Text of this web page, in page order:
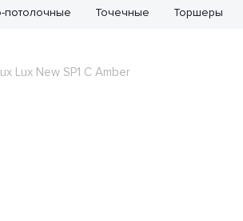
потолочные Точечные Торшеры
Lux New SP1 C Amber